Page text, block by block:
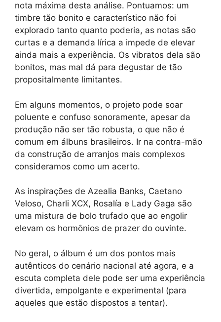
nota máxima desta análise. Pontuamos: um
timbre tão bonito e característico não foi
explorado tanto quanto poderia, as notas são
curtas e a demanda lírica a impede de elevar
ainda mais a experiência. Os vibratos dela são
bonitos, mas mal dá para degustar de tão
propositalmente limitantes.
Em alguns momentos, o projeto pode soar
poluente e confuso sonoramente, apesar da
produção não ser tão robusta, o que não é
comum em álbuns brasileiros. Ir na contra-mão
da construção de arranjos mais complexos
consideramos como um acerto.
As inspirações de Azealia Banks, Caetano
Veloso, Charli XCX, Rosalía e Lady Gaga são
uma mistura de bolo trufado que ao engolir
elevam os hormônios de prazer do ouvinte.
No geral, o álbum é um dos pontos mais
autênticos do cenário nacional até agora, e a
escuta completa dele pode ser uma experiência
divertida, empolgante e experimental (para
aqueles que estão dispostos a tentar).